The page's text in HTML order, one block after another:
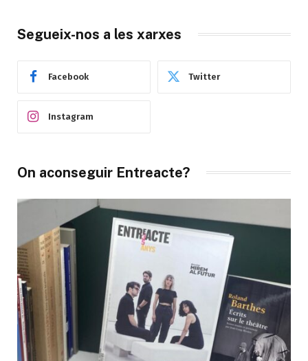
Segueix-nos a les xarxes
Facebook Twitter
Instagram
On aconseguir Entreacte?